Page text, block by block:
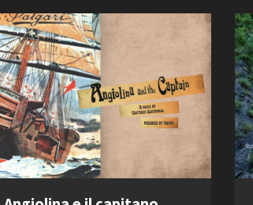
Amministrazione trasparente Bandi e gare
2014
2015